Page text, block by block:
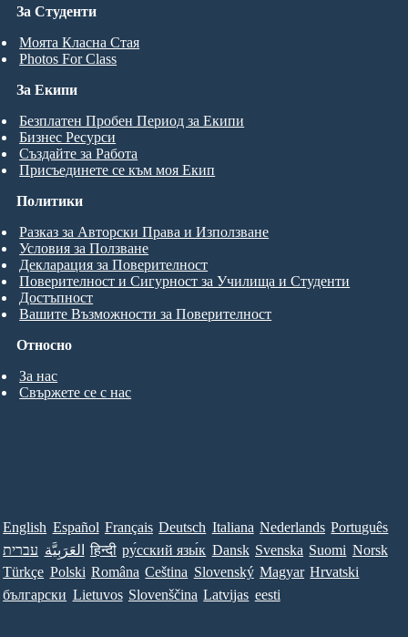
За Студенти
Моята Класна Стая
Photos For Class
За Екипи
Безплатен Пробен Период за Екипи
Бизнес Ресурси
Създайте за Работа
Присъединете се към моя Екип
Относно
За нас
Свържете се с нас
Политики
Разказ за Авторски Права и Използване
Условия за Ползване
Декларация за Поверителност
Поверителност и Сигурност за Училища и Студенти
Достъпност
Вашите Възможности за Поверителност
English Español Français Deutsch Italiana Nederlands Português
עברית العَرَبِيَّة हिन्दी ру́сский язы́к Dansk Svenska Suomi Norsk
Türkçe Polski Româna Ceština Slovenský Magyar Hrvatski
български Lietuvos Slovenščina Latvijas eesti